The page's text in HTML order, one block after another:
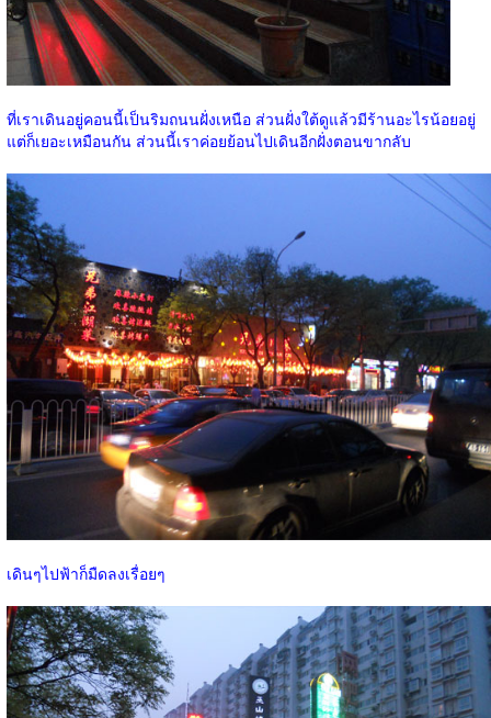
ที่เราเดินอยู่คอนนี้เป็นริมถนนฝั่งเหนือ ส่วนฝั่งใต้ดูแล้วมีร้านอะไรน้อยอยู่
แต่ก็เยอะเหมือนกัน ส่วนนี้เราค่อยย้อนไปเดินอีกฝั่งตอนขากลับ
เดินๆไปฟ้าก็มืดลงเรื่อยๆ